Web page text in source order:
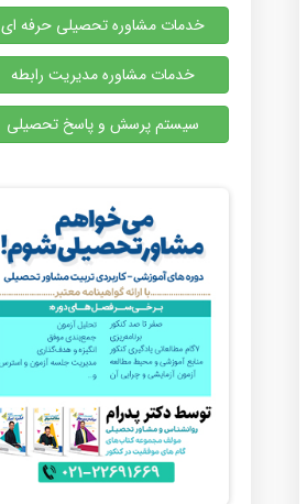
خدمات مشاوره تحصیلی حرفه ای
خدمات مشاوره مدیریت رابطه
سیستم پرسش و پاسخ تحصیلی